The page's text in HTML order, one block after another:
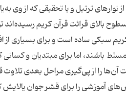
نوارهای ترتیل و یا تحقیقی كه از وی
بالای قرائت قرآن كریم
سبكی ساده است و برای بسیاری از
باشند، اما برای مبتدیان و
آن‌ها را از پی‌گیری مراحل بعدی
آموزشی را برای قشر جوان